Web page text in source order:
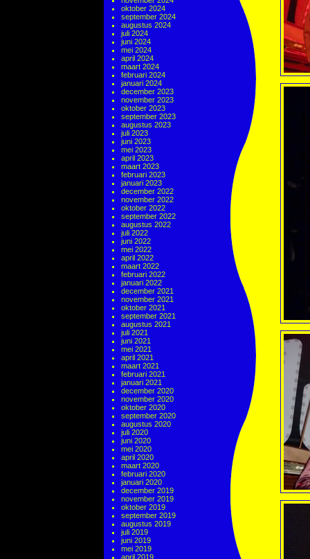
oktober 2024
september 2024
augustus 2024
juli 2024
juni 2024
mei 2024
april 2024
maart 2024
februari 2024
januari 2024
december 2023
november 2023
oktober 2023
september 2023
augustus 2023
juli 2023
juni 2023
mei 2023
april 2023
maart 2023
februari 2023
januari 2023
december 2022
november 2022
oktober 2022
september 2022
augustus 2022
juli 2022
juni 2022
mei 2022
april 2022
maart 2022
februari 2022
januari 2022
december 2021
november 2021
oktober 2021
september 2021
augustus 2021
juli 2021
juni 2021
mei 2021
april 2021
maart 2021
februari 2021
januari 2021
december 2020
november 2020
oktober 2020
september 2020
augustus 2020
juli 2020
juni 2020
mei 2020
april 2020
maart 2020
februari 2020
januari 2020
december 2019
november 2019
oktober 2019
september 2019
augustus 2019
juli 2019
juni 2019
mei 2019
april 2019